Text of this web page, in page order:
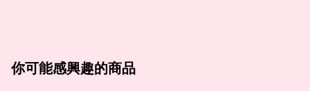
你可能感興趣的商品